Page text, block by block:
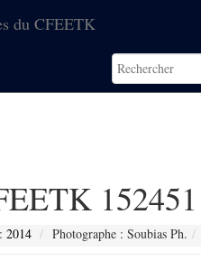
du CFEETK
152451
2014 Photographe : Soubias Ph.